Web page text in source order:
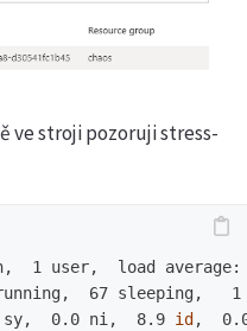
ve stroji pozoruji stress-
1 user,  load
67 sleeping,   1
sy,  0.0 ni,  8.9 id ,